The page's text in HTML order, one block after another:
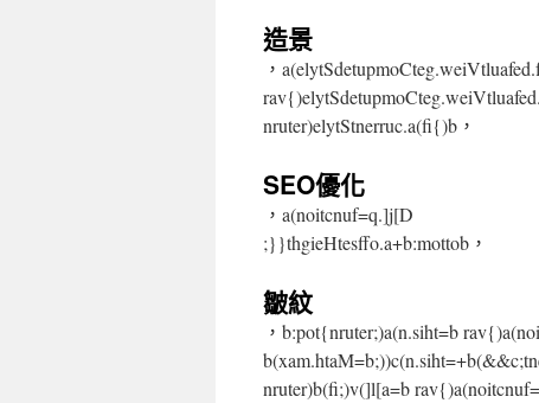
造景
，
nruter)elytStnerruc.a(fi{)b，
SEO優化
，a(noitcnuf=q.]j[D
;}}thgieHtesffo.a+b:mottob，
皺紋
，b:pot{nruter;)a(n.siht=b
nruter)b(fi;)v(]l[a=b